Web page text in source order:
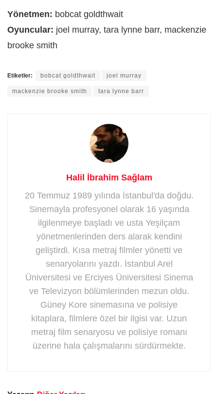
Yönetmen: bobcat goldthwait
Oyuncular: joel murray, tara lynne barr, mackenzie
brooke smith
Etiketler: bobcat goldthwait joel murray
mackenzie brooke smith tara lynne barr
Halil İbrahim Sağlam
20 Temmuz 1989 yılında İstanbul'da doğdu.
Sinemayla profesyonel olarak 16 yaşında
ilgilenmeye başladı ve usta Yeşilçam
yönetmenlerinden ders alarak kendini
geliştirdi. Kısa metraj filmler yönetti ve
senaryolarını yazdı. İstanbul Arel
Üniversitesi ve Erciyes Üniversitesi Sinema
ve Televizyon bölümlerinden mezun oldu.
Güney Kore sinemasına ve polisiye
kitaplara, filmlere özel bir ilgisi var. Uzun
metraj film senaryosu ve polisiye romanı
üzerine hala çalışmalarını sürdürmekte.